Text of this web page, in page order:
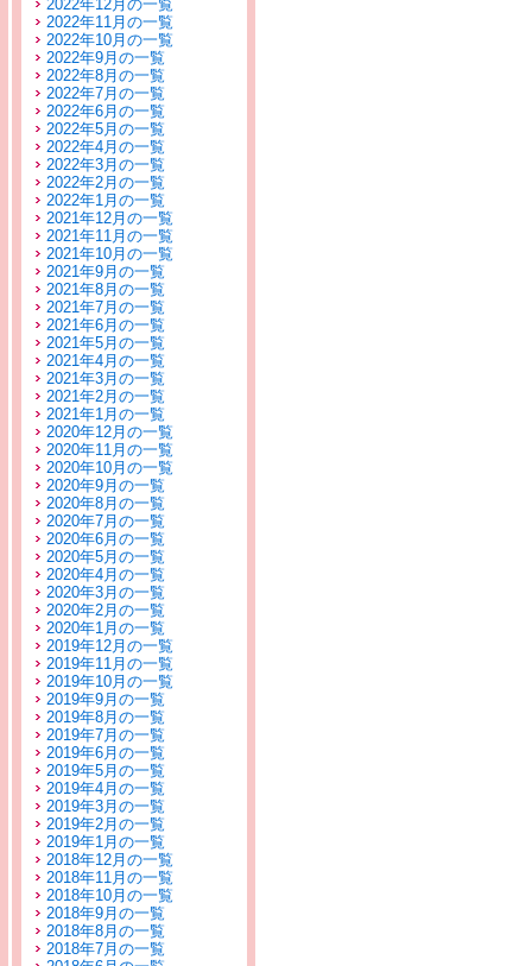
2022年12月の一覧
2022年11月の一覧
2022年10月の一覧
2022年9月の一覧
2022年8月の一覧
2022年7月の一覧
2022年6月の一覧
2022年5月の一覧
2022年4月の一覧
2022年3月の一覧
2022年2月の一覧
2022年1月の一覧
2021年12月の一覧
2021年11月の一覧
2021年10月の一覧
2021年9月の一覧
2021年8月の一覧
2021年7月の一覧
2021年6月の一覧
2021年5月の一覧
2021年4月の一覧
2021年3月の一覧
2021年2月の一覧
2021年1月の一覧
2020年12月の一覧
2020年11月の一覧
2020年10月の一覧
2020年9月の一覧
2020年8月の一覧
2020年7月の一覧
2020年6月の一覧
2020年5月の一覧
2020年4月の一覧
2020年3月の一覧
2020年2月の一覧
2020年1月の一覧
2019年12月の一覧
2019年11月の一覧
2019年10月の一覧
2019年9月の一覧
2019年8月の一覧
2019年7月の一覧
2019年6月の一覧
2019年5月の一覧
2019年4月の一覧
2019年3月の一覧
2019年2月の一覧
2019年1月の一覧
2018年12月の一覧
2018年11月の一覧
2018年10月の一覧
2018年9月の一覧
2018年8月の一覧
2018年7月の一覧